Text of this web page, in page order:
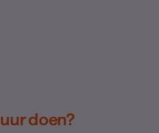
doen?